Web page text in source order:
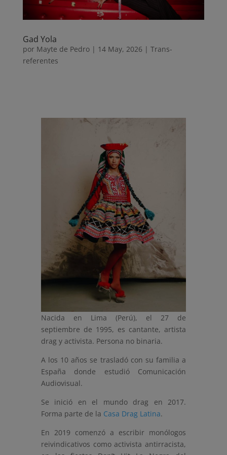
Gad Yola
por Mayte de Pedro| 14 May, 2026 | Trans-
referentes
Nacida en Lima (Perú), el 27 de
septiembre de 1995, es cantante, artista
drag y activista. Persona no binaria.
A los 10 años se trasladó con su familia a
España donde estudió Comunicación
Audiovisual.
Se inició en el mundo drag en 2017.
Forma parte de la Casa Drag Latina.
En 2019 comenzó a escribir monólogos
reivindicativos como activista antirracista,